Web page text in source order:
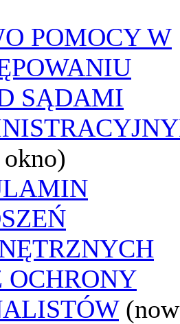
POMOCY W
SĄDAMI
OCHRONY